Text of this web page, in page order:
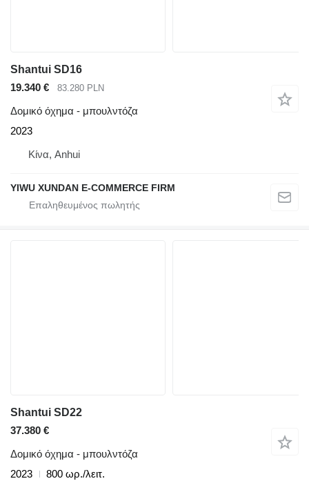
Shantui SD16
19.340 €
83.280 PLN
Δομικό όχημα - μπουλντόζα
2023
Κίνα, Anhui
YIWU XUNDAN E-COMMERCE FIRM
Shantui SD22
37.380 €
Δομικό όχημα - μπουλντόζα
2023
800 ωρ./λειτ.